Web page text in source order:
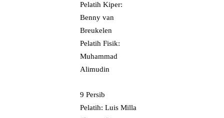
Pelatih Kiper:
Benny van
Breukelen
Pelatih Fisik:
Muhammad
Alimudin
9 Persib
Pelatih: Luis Milla